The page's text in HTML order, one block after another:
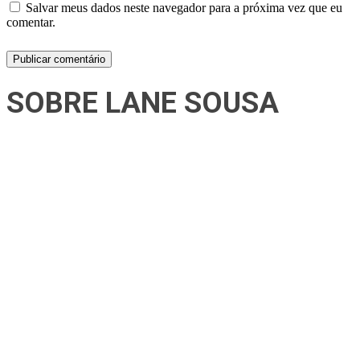
Salvar meus dados neste navegador para a próxima vez que eu
comentar.
SOBRE LANE SOUSA